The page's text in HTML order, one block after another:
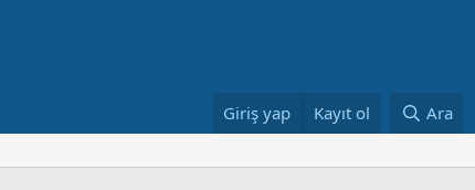
Giriş yap Kayıt ol Ara